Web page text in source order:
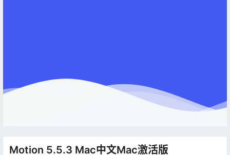
Motion 5.5.3 Mac中文Mac激活版